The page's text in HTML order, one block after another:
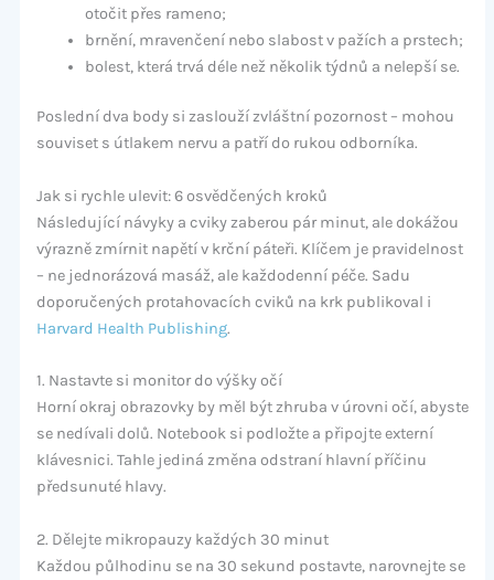
otočit přes rameno;
brnění, mravenčení nebo slabost v pažích a prstech;
bolest, která trvá déle než několik týdnů a nelepší se.
Poslední dva body si zaslouží zvláštní pozornost – mohou
souviset s útlakem nervu a patří do rukou odborníka.
Jak si rychle ulevit: 6 osvědčených kroků
Následující návyky a cviky zaberou pár minut, ale dokážou
výrazně zmírnit napětí v krční páteři. Klíčem je pravidelnost
– ne jednorázová masáž, ale každodenní péče. Sadu
doporučených protahovacích cviků na krk publikoval i
Harvard Health Publishing.
1. Nastavte si monitor do výšky očí
Horní okraj obrazovky by měl být zhruba v úrovni očí, abyste
se nedívali dolů. Notebook si podložte a připojte externí
klávesnici. Tahle jediná změna odstraní hlavní příčinu
předsunuté hlavy.
2. Dělejte mikropauzy každých 30 minut
Každou půlhodinu se na 30 sekund postavte, narovnejte se